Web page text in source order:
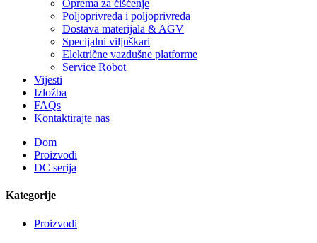
Oprema za čišćenje
Poljoprivreda i poljoprivreda
Dostava materijala & AGV
Specijalni viljuškari
Električne vazdušne platforme
Service Robot
Vijesti
Izložba
FAQs
Kontaktirajte nas
Dom
Proizvodi
DC serija
Kategorije
Proizvodi